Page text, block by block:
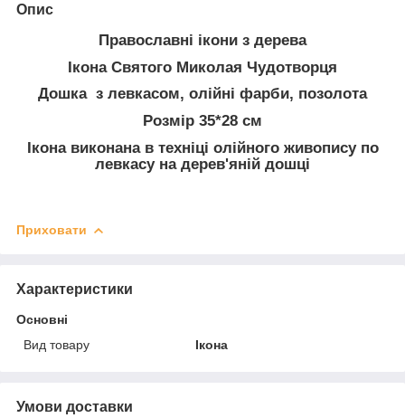
Опис
Православні ікони з дерева
Ікона Святого Миколая Чудотворця
Дошка з левкасом, олійні фарби, позолота
Розмір 35*28 см
Ікона виконана в техніці олійного живопису по
левкасу на дерев'яній дошці
Приховати
Характеристики
Основні
Вид товару
Ікона
Умови доставки